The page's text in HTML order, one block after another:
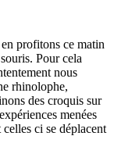
profitons ce matin
Pour cela
nous
rhinolophe,
des croquis sur
menées
ci se déplacent